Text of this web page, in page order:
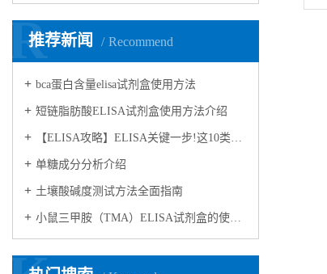
推荐新闻 Recommend
R
bca蛋白含量elisa试剂盒使用方法
短链脂肪酸ELISA试剂盒使用方法介绍
【ELISA攻略】ELISA关键一步!这10类样品要如何处理?
​单糖成分分析介绍
​土壤酸碱度测试方法全面指南
小鼠三甲胺（TMA）ELISA试剂盒的使用方法